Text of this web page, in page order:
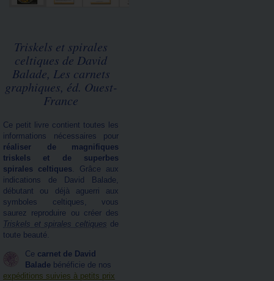
Triskels et spirales
celtiques de David
Balade, Les carnets
graphiques, éd. Ouest-
France
Ce petit livre contient toutes les
informations nécessaires pour
réaliser de magnifiques
triskels et de superbes
spirales celtiques. Grâce aux
indications de David Balade,
débutant ou déjà aguerri aux
symboles celtiques, vous
saurez reproduire ou créer des
Triskels et spirales celtiques de
toute beauté.
Ce carnet de David
Baladebénéficie de nos
expéditions suivies à petits prix